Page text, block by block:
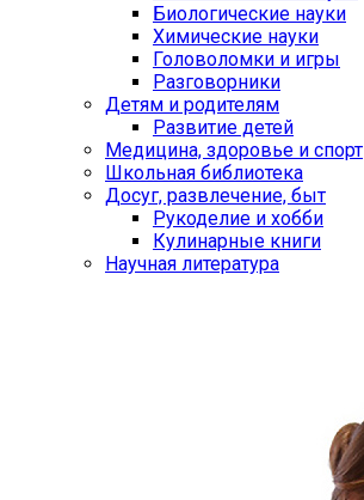
Биологические науки
Химические науки
Головоломки и игры
Разговорники
Детям и родителям
Развитие детей
Медицина, здоровье и спорт
Школьная библиотека
Досуг, развлечение, быт
Рукоделие и хобби
Кулинарные книги
Научная литература